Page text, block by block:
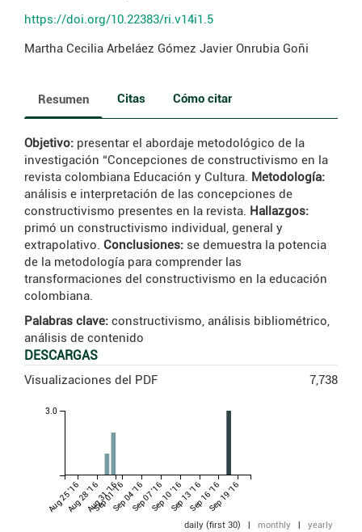
https://doi.org/10.22383/ri.v14i1.5
Martha Cecilia Arbeláez Gómez Javier Onrubia Goñi
Resumen Citas Cómo citar
Objetivo: presentar el abordaje metodológico de la
investigación “Concepciones de constructivismo en la
revista colombiana Educación y Cultura. Metodología:
análisis e interpretación de las concepciones de
constructivismo presentes en la revista. Hallazgos:
primó un constructivismo individual, general y
extrapolativo. Conclusiones: se demuestra la potencia
de la metodología para comprender las
transformaciones del constructivismo en la educación
colombiana.
Palabras clave: constructivismo, análisis bibliométrico,
análisis de contenido
DESCARGAS
Visualizaciones del PDF 7,738
Aug 25 '16Aug 28 '16Aug 31 '16
Sep 01 '16Sep 04 '16Sep 07 '16Sep 10 '16Sep 13 '16Sep 16 '16Sep 19 '16
3.0
daily (first 30) monthly yearly